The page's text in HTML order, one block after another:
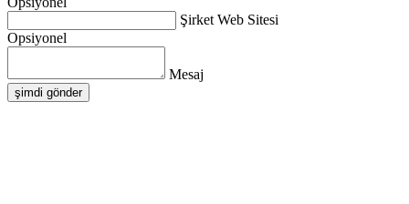
Şirket Web Sitesi
Opsiyonel
Mesaj
şimdi gönder